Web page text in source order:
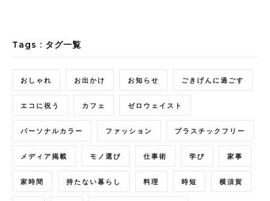
Tags : タグ一覧
おしゃれ お出かけ お知らせ ごきげんに過ごす
エコに祝う カフェ ゼロウェイスト
パーソナルカラー ファッション プラスチックフリー
メディア掲載 モノ選び 仕事術 学び 家事
家時間 持たない暮らし 料理 時短 横須賀